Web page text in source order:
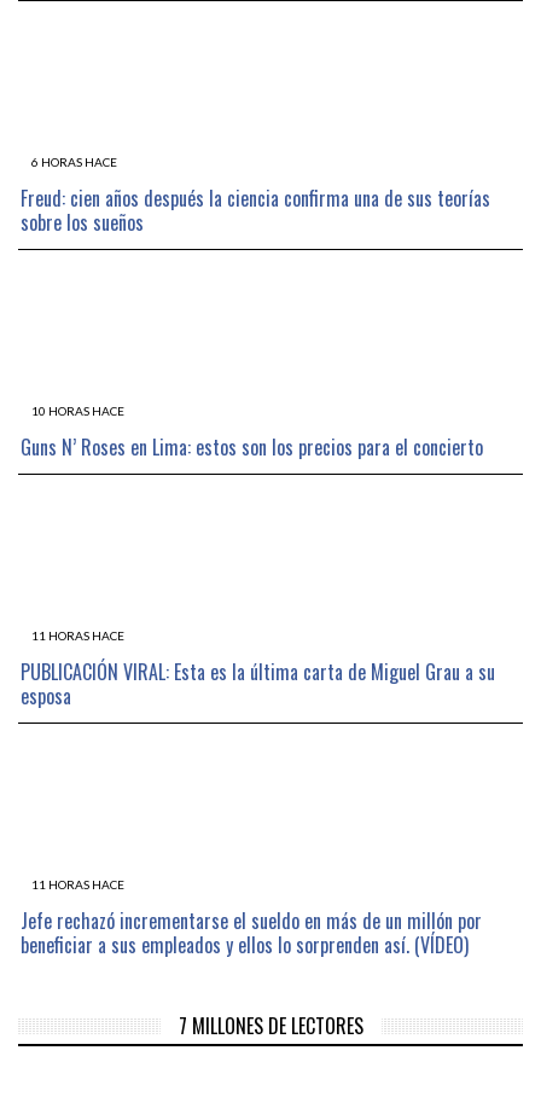
6 HORAS HACE
Freud: cien años después la ciencia confirma una de sus teorías
sobre los sueños
10 HORAS HACE
Guns N’ Roses en Lima: estos son los precios para el concierto
11 HORAS HACE
PUBLICACIÓN VIRAL: Esta es la última carta de Miguel Grau a su
esposa
11 HORAS HACE
Jefe rechazó incrementarse el sueldo en más de un millón por
beneficiar a sus empleados y ellos lo sorprenden así. (VÍDEO)
7 MILLONES DE LECTORES